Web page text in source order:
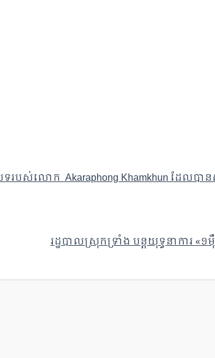
បទរបស់លោក Akaraphong Khamkhun ដែ
រដ្ឋបាលស្រុកទ្រាំង បន្តយុទ្ធនាការ «